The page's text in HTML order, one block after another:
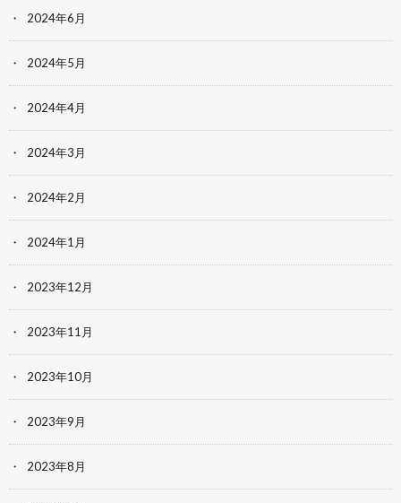
2024年6月
2024年5月
2024年4月
2024年3月
2024年2月
2024年1月
2023年12月
2023年11月
2023年10月
2023年9月
2023年8月